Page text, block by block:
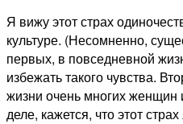
Я вижу этот страх
культуре. (Несомненно,
первых, в повседневной
избежать такого чувства.
жизни очень многих
деле, кажется, что этот